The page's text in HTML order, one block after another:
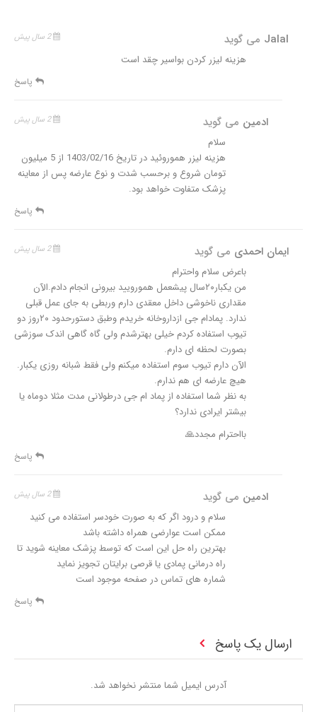
Jalal می گوید 2 سال پیش
هزینه لیزر کردن بواسیر چقد است
پاسخ
ادمین می گوید 2 سال پیش
سلام
هزینه لیزر هموروئید در تاریخ 1403/02/16 از 5 میلیون
تومان شروع و برحسب شدت و نوع عارضه پس از معاینه
پزشک متفاوت خواهد بود.
پاسخ
ایمان احمدی می گوید 2 سال پیش
باعرض سلام واحترام
من یکبار۲۰سال پیشعمل همورویید بیرونی انجام دادم.الآن
مقداری ناخوشی داخل معقدی دارم وربطی به جای عمل قبلی
ندارد. پمادام جی ازداروخانه خریدم وطبق دستورحدود ۲۰روز دو
تیوب استفاده کردم خیلی بهترشدم ولی گاه گاهی اندک سوزشی
بصورت لحظه ای دارم.
الآن دارم تیوب سوم استفاده میکنم ولی فقط شبانه روزی یکبار.
هیچ عارضه ای هم ندارم.
به نظر شما استفاده از پماد ام جی درطولانی مدت مثلا دوماه یا
بیشتر ایرادی ندارد؟
بااحترام مجدد🙏
پاسخ
ادمین می گوید 2 سال پیش
سلام و درود اگر که به صورت خودسر استفاده می کنید
ممکن است عوارضی همراه داشته باشد
بهترین راه حل این است که توسط پزشک معاینه شوید تا
راه درمانی پمادی یا قرصی برایتان تجویز نماید
شماره های تماس در صفحه موجود است
پاسخ
ارسال یک پاسخ
آدرس ایمیل شما منتشر نخواهد شد.